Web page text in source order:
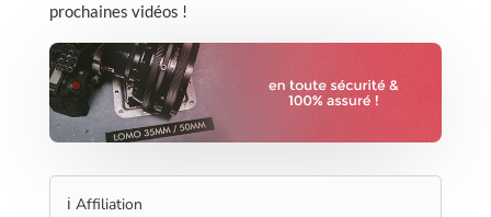
prochaines vidéos !
ℹ️ Affiliation